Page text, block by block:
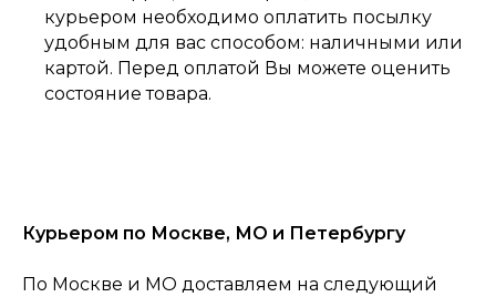
курьером необходимо оплатить посылку
удобным для вас способом: наличными или
картой. Перед оплатой Вы можете оценить
состояние товара.
Курьером по Москве, МО и Петербургу
По Москве и МО доставляем на следующий